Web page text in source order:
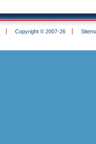
Copyright © 2007-26